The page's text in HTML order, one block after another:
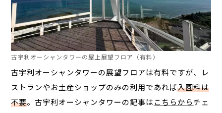
古宇利オーシャンタワーの屋上展望フロア（有料）
古宇利オーシャンタワーの展望フロアは有料ですが、レ
ストランやお土産ショップのみの利用であれば入園料は
不要。古宇利オーシャンタワーの記事はこちらからチェ